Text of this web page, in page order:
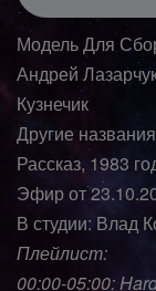
Модель Для
Андрей
Кузнечик
Другие
Рассказ, 1983
Эфир от
В студии: Влад
Плейлист:
00:00-05:00: